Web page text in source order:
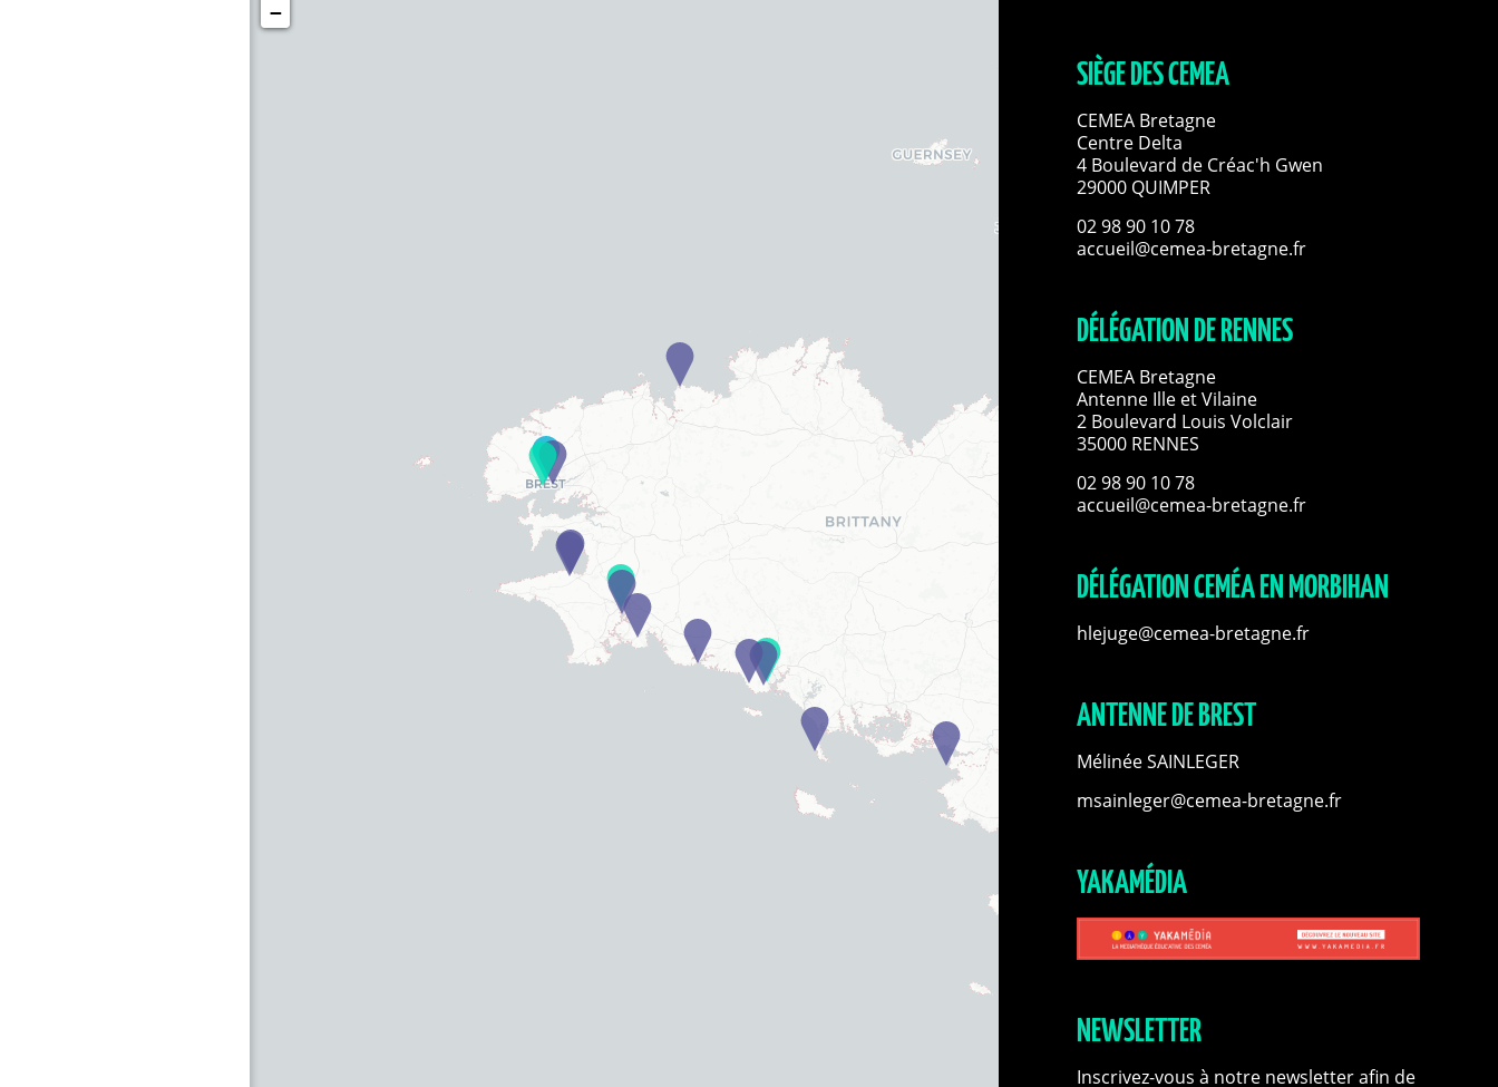
−
SIÈGE DES CEMEA
CEMEA Bretagne
Centre Delta
4 Boulevard de Créac'h Gwen
29000 QUIMPER
02 98 90 10 78
accueil@cemea-bretagne.fr
DÉLÉGATION DE RENNES
CEMEA Bretagne
Antenne Ille et Vilaine
2 Boulevard Louis Volclair
35000 RENNES
02 98 90 10 78
accueil@cemea-bretagne.fr
DÉLÉGATION CEMÉA EN MORBIHAN
hlejuge@cemea-bretagne.fr
ANTENNE DE BREST
Mélinée SAINLEGER
msainleger@cemea-bretagne.fr
YAKAMÉDIA
NEWSLETTER
Inscrivez-vous à notre newsletter afin de